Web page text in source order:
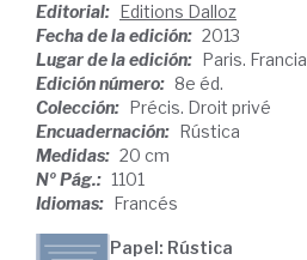
Editorial: Editions Dalloz
Fecha de la edición: 2013
Lugar de la edición: Paris. Francia
Edición número: 8e éd.
Colección: Précis. Droit privé
Encuadernación: Rústica
Medidas: 20 cm
Nº Pág.: 1101
Idiomas: Francés
Papel: Rústica